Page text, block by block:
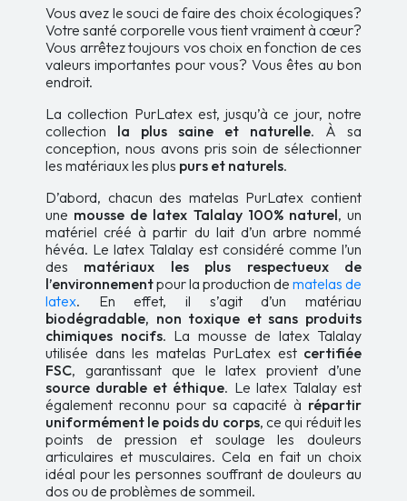
Vous avez le souci de faire des choix écologiques?
Votre santé corporelle vous tient vraiment à cœur?
Vous arrêtez toujours vos choix en fonction de ces
valeurs importantes pour vous? Vous êtes au bon
endroit.
La collection PurLatex est, jusqu’à ce jour, notre
collection la plus saine et naturelle. À sa
conception, nous avons pris soin de sélectionner
les matériaux les plus purs et naturels.
D’abord, chacun des matelas PurLatex contient
une mousse de latex Talalay 100% naturel, un
matériel créé à partir du lait d’un arbre nommé
hévéa. Le latex Talalay est considéré comme l’un
des matériaux les plus respectueux de
l’environnementpour la production de matelas de
latex. En effet, il s’agit d’un matériau
biodégradable, non toxique et sans produits
chimiques nocifs. La mousse de latex Talalay
utilisée dans les matelas PurLatex est certifiée
FSC, garantissant que le latex provient d’une
source durable et éthique. Le latex Talalay est
également reconnu pour sa capacité à répartir
uniformément le poids du corps, ce qui réduit les
points de pression et soulage les douleurs
articulaires et musculaires. Cela en fait un choix
idéal pour les personnes souffrant de douleurs au
dos ou de problèmes de sommeil.